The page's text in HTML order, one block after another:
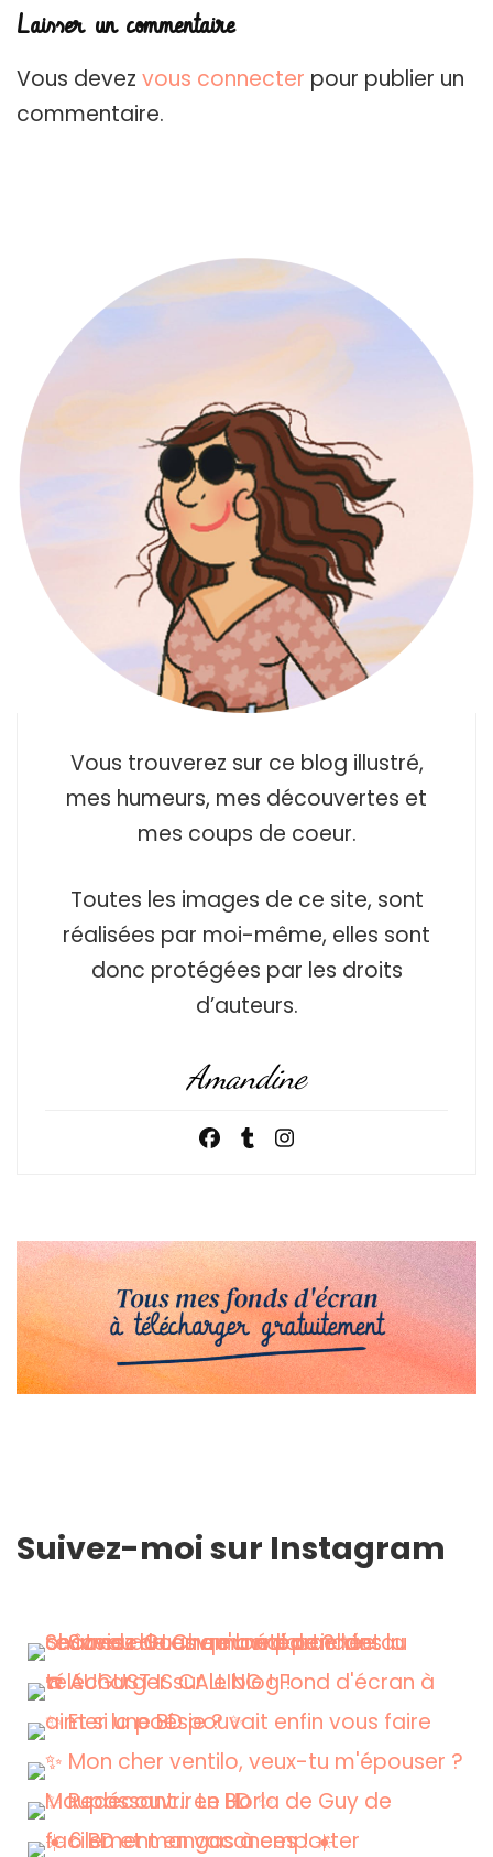
Laisser un commentaire
Vous devez vous connecter pour publier un
commentaire.
Vous trouverez sur ce blog illustré,
mes humeurs, mes découvertes et
mes coups de coeur.
Toutes les images de ce site, sont
réalisées par moi-même, elles sont
donc protégées par les droits
d’auteurs.
Amandine
Suivez-moi sur Instagram